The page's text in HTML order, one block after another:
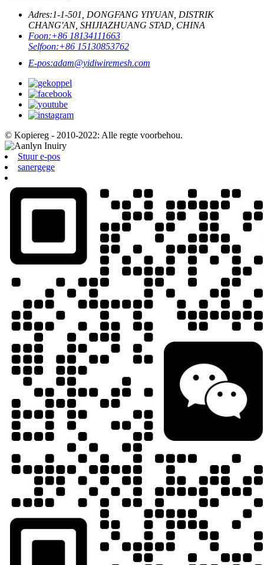
Adres:1-1-501, DONGFANG YIYUAN, DISTRIK
CHANG'AN, SHIJIAZHUANG STAD, CHINA
Foon:+86 18134111663
Selfoon:+86 15130853762
E-pos:adam@yidiwiremesh.com
© Kopiereg - 2010-2022: Alle regte voorbehou.
Stuur e-pos
sanergege